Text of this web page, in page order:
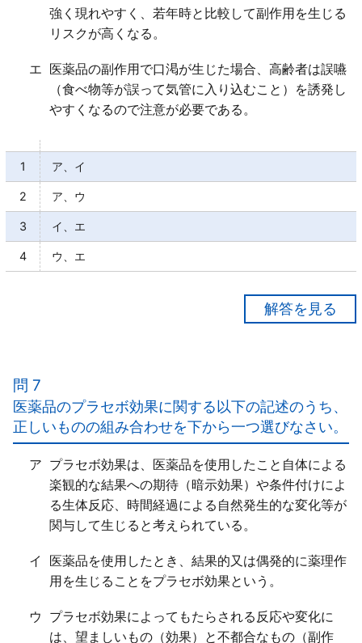
強く現れやすく、若年時と比較して副作用を生じる
リスクが高くなる。
エ 医薬品の副作用で口渇が生じた場合、高齢者は誤嚥
（食べ物等が誤って気管に入り込むこと）を誘発し
やすくなるので注意が必要である。
1 ア、イ
2 ア、ウ
3 イ、エ
4 ウ、エ
する場合が「ある」。
イ×
７５歳以上ではなく、「６５歳以上」である。
エ○
問 7
医薬品のプラセボ効果に関する以下の記述のうち、
正しいものの組み合わせを下から一つ選びなさい。
ア プラセボ効果は、医薬品を使用したこと自体による
楽観的な結果への期待（暗示効果）や条件付けによ
る生体反応、時間経過による自然発生的な変化等が
関与して生じると考えられている。
イ
医薬品を使用したとき、結果的又は偶発的に薬理作
用を生じることをプラセボ効果という。
ウ プラセボ効果によってもたらされる反応や変化に
は、望ましいもの（効果）と不都合なもの（副作